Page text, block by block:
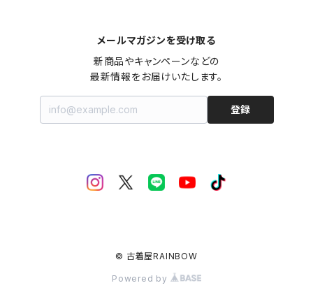
メールマガジンを受け取る
新商品やキャンペーンなどの
最新情報をお届けいたします。
登録
© 古着屋RAINBOW
Powered by